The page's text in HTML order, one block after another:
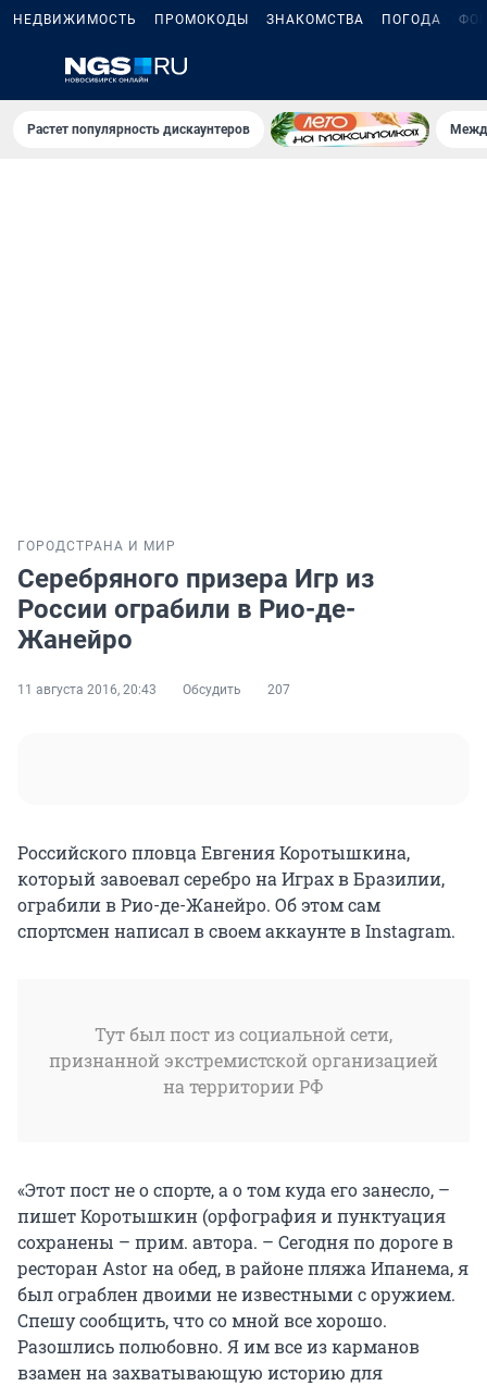
НЕДВИЖИМОСТЬ ПРОМОКОДЫ ЗНАКОМСТВА ПОГОДА
Растет популярность дискаунтеров
ГОРОДСТРАНА И МИР
Серебряного призера Игр из
России ограбили в Рио-де-
Жанейро
11 августа 2016, 20:43 Обсудить 207
Российского пловца Евгения Коротышкина,
который завоевал серебро на Играх в Бразилии,
ограбили в Рио-де-Жанейро. Об этом сам
спортсмен написал в своем аккаунте в Instagram.
Тут был пост из социальной сети,
признанной экстремистской организацией
на территории РФ
«Этот пост не о спорте, а о том куда его занесло, –
пишет Коротышкин (орфография и пунктуация
сохранены – прим. автора. – Сегодня по дороге в
ресторан Astor на обед, в районе пляжа Ипанема, я
был ограблен двоими не известными с оружием.
Спешу сообщить, что со мной все хорошо.
Разошлись полюбовно. Я им все из карманов
взамен на захватывающую историю для